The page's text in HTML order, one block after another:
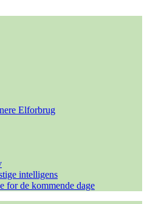
Elforbrug
intelligens
for de kommende dage